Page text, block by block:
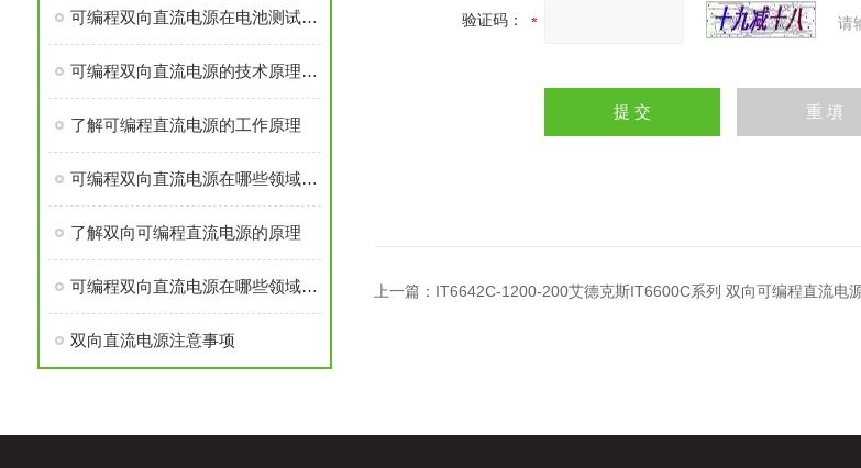
可编程双向直流电源在电池测试与新能源领域的应用
可编程双向直流电源的技术原理与核心优势
了解可编程直流电源的工作原理
可编程双向直流电源在哪些领域中应用广泛？
了解双向可编程直流电源的原理
可编程双向直流电源在哪些领域应用广泛？
双向直流电源注意事项
验证码： 请
上一篇： IT6642C-1200-200艾德克斯IT6600C系列 双向可编程直流电